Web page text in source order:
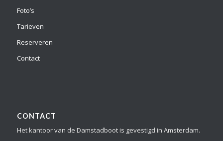
Foto’s
Tarieven
Reserveren
Contact
CONTACT
Het kantoor van de Damstadboot is gevestigd in Amsterdam.